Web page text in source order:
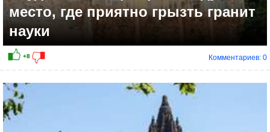
место, где приятно грызть гранит
науки
Комментариев: 0